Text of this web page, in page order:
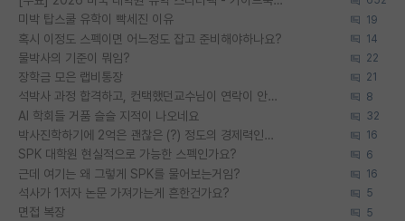
미박 탑스쿨 유학이 빡세진 이유 19
혹시 이정도 스펙이면 어느정도 잡고 준비해야하나요? 14
물박사의 기준이 뭐임? 22
장학금 모은 랩비통장 21
석박사 과정 합격하고, 컨택했던교수님이 연락이 안됩니다... 8
AI 학회들 거품 슬슬 지적이 나오네요 32
박사진학하기에 2억은 괜찮은 (?) 정도의 경제력인가요 16
SPK 대학원 현실적으로 가능한 스펙인가요? 6
근데 여기는 왜 그렇게 SPK를 물어보는거임? 16
석사가 1저자 논문 가져가는게 흔한건가요? 5
면접 복장 5